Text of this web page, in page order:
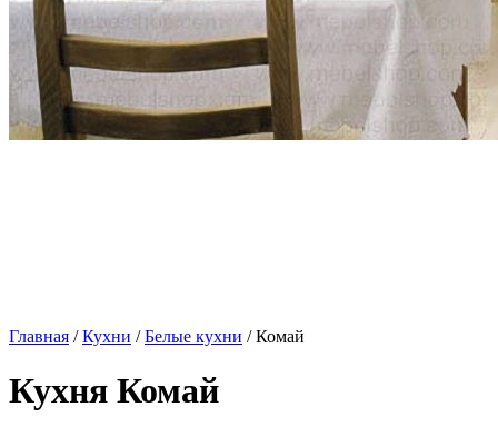
Главная /Кухни /Белые кухни / Комай
Кухня Комай